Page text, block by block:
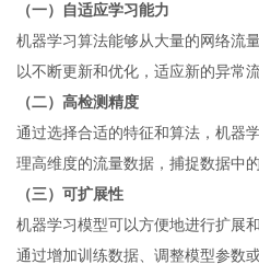
（一）自适应学习能力
机器学习算法能够从大量的网络流
以不断更新和优化，适应新的异常
（二）高检测精度
通过选择合适的特征和算法，机器
理高维度的流量数据，捕捉数据中
（三）可扩展性
机器学习模型可以方便地进行扩展
通过增加训练数据、调整模型参数